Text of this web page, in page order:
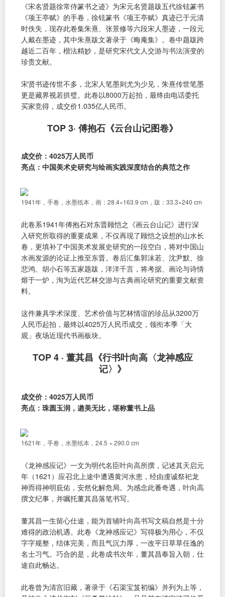
《宋名贤题徐常侍篆书之迹》为宋元名贤题跋五代徐铉篆书
《项王亭赋》的手卷，徐铉篆书《项王亭赋》真迹已于元清
时佚失，现存此卷集朱熹、张景修等六段宋人墨迹，一段元
人戴在墨迹，其中朱熹跋文著录于《晦庵集》。卷中题跋跨
越近二百年，楷法精妙，是研究宋代文人交游与书法演变的
珍贵文献。
宋贤书迹传世不多，北宋人笔墨则尤为少见，朱熹传世笔墨
更是藏界视若拱璧。此卷以8000万起拍，最终由电话委托
买家竞得，成交价1.035亿人民币。
TOP 3· 傅抱石《云台山记图卷》
成交价：4025万人民币
亮点：中国美术史研究与绘画实践深度结合的典范之作
1941年，手卷，水墨纸本，画：28.4×163.9 cm，跋：33.3×240 cm
此卷系1941年傅抱石对东晋顾恺之《画云台山记》进行深
入研究所取得的重要成果，不仅再现了顾恺之设想的山水长
卷，更填补了中国美术发展史研究的一段空白，将对中国山
水画发源的论证上推至东晋。卷后汇集郭沫若、沈尹默、徐
悲鸿、胡小石等五家题跋，洋洋千言，将考据、画论与诗情
熔于一炉，洵为近代艺林交游与古典画论研究的重要文献资
料。
这件兼具学术深度、艺术价值与艺林情谊的珍品从3200万
人民币起拍，最终以4025万人民币成交，领衔本季「大
观」夜场近现代书画板块。
TOP 4 · 董其昌《行书叶向高〈龙神感应
记〉》
成交价：4025万人民币
亮点：珠圆玉润，遒美无比，堪称董书上品
1621年，手卷，水墨纸本，24.5 × 290.0 cm
《龙神感应记》一文为明代名臣叶向高所撰，记述其天启元
年（1621）应召北上途中遭遇黄河水患，经由虔诚祭祀龙
神而得神明庇佑，安然化解危局。为感念此番奇遇，叶向高
撰文纪事，并嘱托董其昌落笔书写。
董其昌一生留心仕途，能为首辅叶向高书写文稿自然是十分
难得的政治机遇。此卷《龙神感应记》写得极为用心，不仅
字字规整，结体完美，而且气沉力厚，一改平日草草任逸的
名士习气。巧合的是，此卷成书次年，董其昌奉旨入朝，仕
途自此畅达。
此卷曾为清宫旧藏，著录于《石渠宝笈初编》并列为上等，